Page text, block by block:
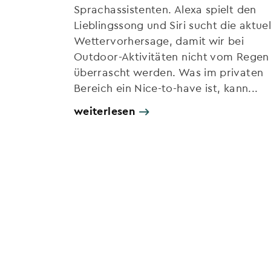
Sprachassistenten. Alexa spielt den
Lieblingssong und Siri sucht die
Wettervorhersage, damit wir bei
Outdoor-Aktivitäten nicht vom Regen
überrascht werden. Was im privaten
Bereich ein Nice-to-have ist, kann...
weiterlesen